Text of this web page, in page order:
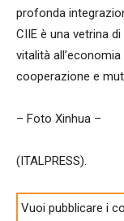
profonda
CIIE è una vetrina
vitalità
cooperazione e
– Foto Xinhua –
(ITALPRESS).
Vuoi pubblicare i